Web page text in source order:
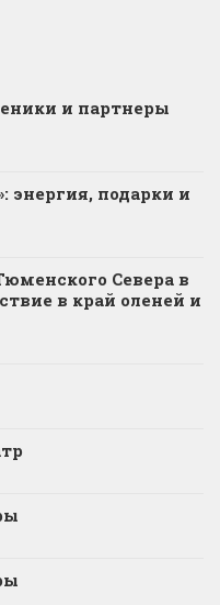
и партнеры
энергия, подарки и
Севера в
в край оленей и